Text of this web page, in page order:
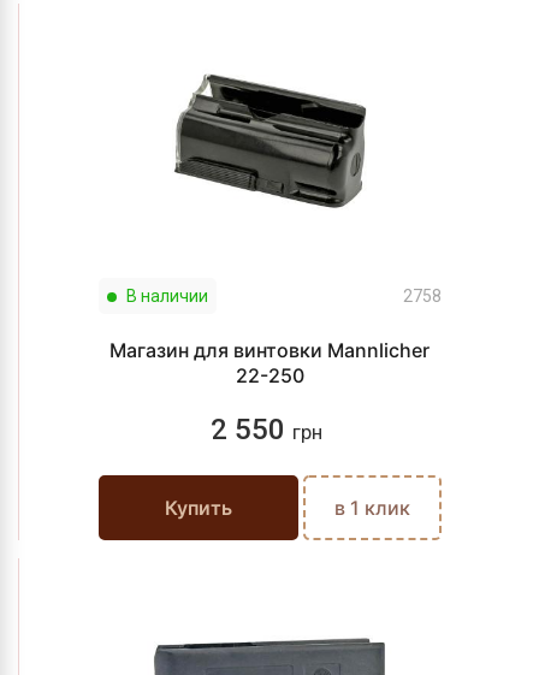
В наличии 2758
Магазин для винтовки Mannlicher
22-250
2 550 грн
Купить в 1 клик